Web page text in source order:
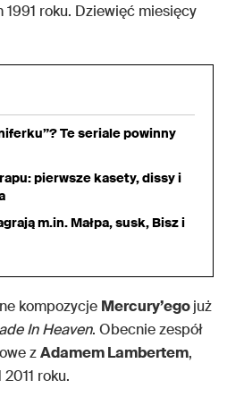
1991 roku. Dziewięć miesięcy
Te seriale powinny
pierwsze kasety, dissy i
m.in. Małpa, susk, Bisz i
kompozycje Mercury’egojuż
In Heaven. Obecnie zespół
zAdamem Lambertem,
roku.